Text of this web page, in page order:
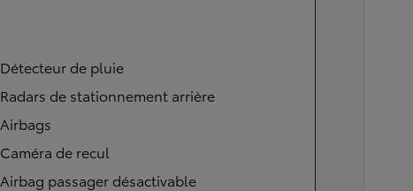
Détecteur de pluie
Radars de stationnement arrière
Airbags
Caméra de recul
Airbag passager désactivable